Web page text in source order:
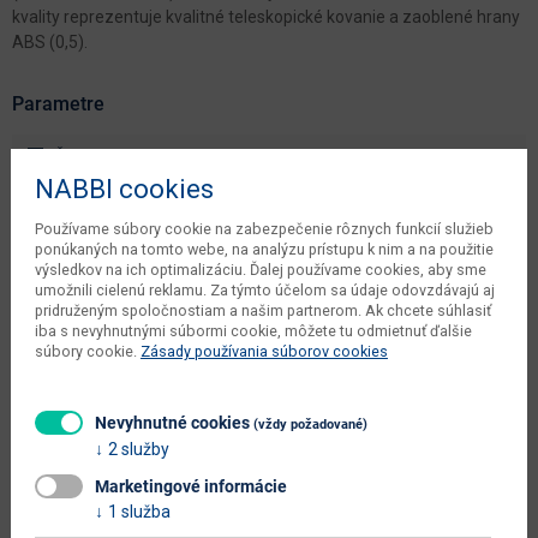
kvality reprezentuje kvalitné teleskopické kovanie a zaoblené hrany
ABS (0,5).
Parametre
Hĺbka
Výška 212 cm
počet balíkov výrobcu 5 ks
váha s obalom výrobcu 186 kg
typové označenie Salernes W-4D
dodáva sa
NABBI cookies
Používame súbory cookie na zabezpečenie rôznych funkcií služieb
ponúkaných na tomto webe, na analýzu prístupu k nim a na použitie
výsledkov na ich optimalizáciu. Ďalej používame cookies, aby sme
umožnili cielenú reklamu. Za týmto účelom sa údaje odovzdávajú aj
pridruženým spoločnostiam a našim partnerom. Ak chcete súhlasiť
iba s nevyhnutnými súbormi cookie, môžete tu odmietnuť ďalšie
súbory cookie. Zásady používania súborov cookies
Nevyhnutné cookies (vždy požadované)
2 služby
Marketingové informácie
1 služba